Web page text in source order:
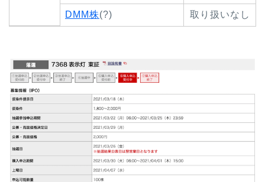
DMM株(?) 取り扱いなし